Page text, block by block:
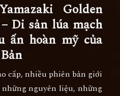
Golden
Di sản lúa mạch
ấn hoàn mỹ của
cấp, nhiều phiên bản giới
nguyên liệu, những